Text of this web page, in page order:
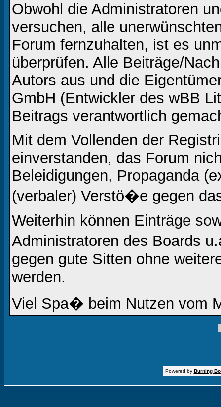
Obwohl die Administratoren
versuchen, alle
Forum fernzuhalten, ist es
überprüfen. Alle Beiträge/
Autors aus und die
GmbH (Entwickler des wBB
Beitrags verantwortlich
Mit dem Vollenden der
einverstanden, das Forum
Beleidigungen, Propaganda
(verbaler) Verstö�e gegen
Weiterhin können Einträge
Administratoren des Boards
gegen gute Sitten ohne
werden.
Viel Spa� beim Nutzen vom
Powered by Burning